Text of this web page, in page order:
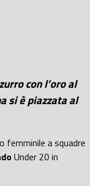
con l’oro al
si è piazzata al
femminile a squadre
Under 20 in